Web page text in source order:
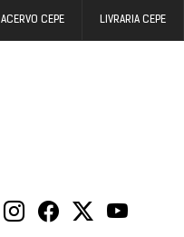
ACERVO CEPE LIVRARIA CEPE